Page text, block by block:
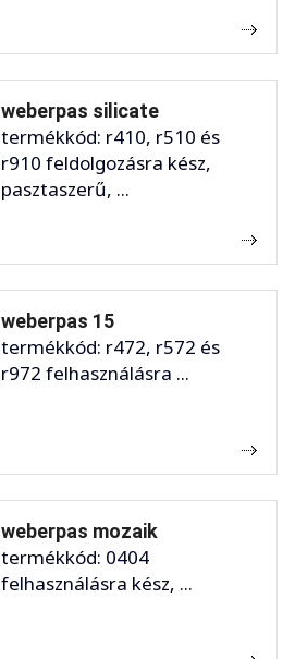
weberpas silicate
termékkód: r410, r510 és
r910 feldolgozásra kész,
pasztaszerű, ...
weberpas 15
termékkód: r472, r572 és
r972 felhasználásra ...
weberpas mozaik
termékkód: 0404
felhasználásra kész, ...